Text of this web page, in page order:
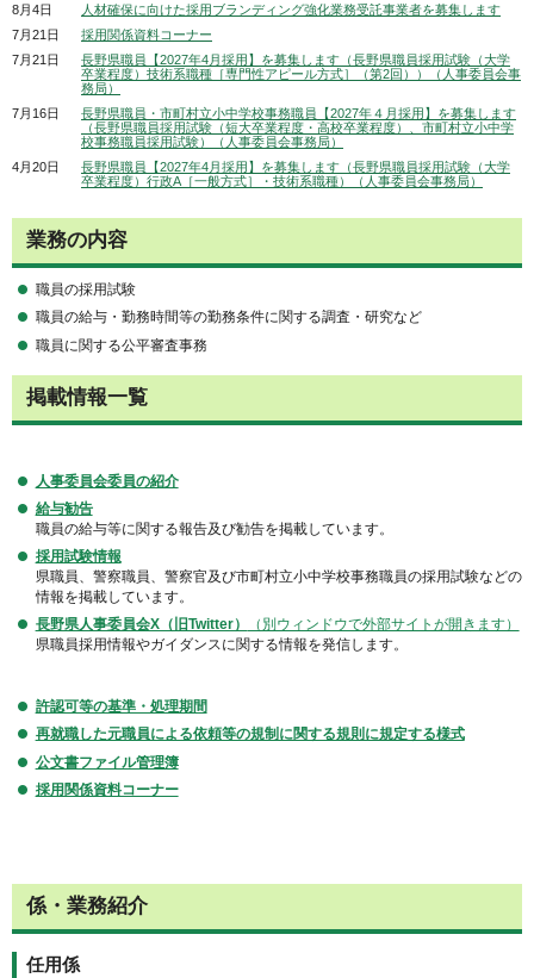
8月4日
人材確保に向けた採用ブランディング強化業務受託事業者を募集します
7月21日
採用関係資料コーナー
7月21日
長野県職員【2027年4月採用】を募集します（長野県職員採用試験（大学
卒業程度）技術系職種［専門性アピール方式］（第2回））（人事委員会事
務局）
7月16日
長野県職員・市町村立小中学校事務職員【2027年４月採用】を募集します
（長野県職員採用試験（短大卒業程度・高校卒業程度）、市町村立小中学
校事務職員採用試験）（人事委員会事務局）
4月20日
長野県職員【2027年4月採用】を募集します（長野県職員採用試験（大学
卒業程度）行政A［一般方式］・技術系職種）（人事委員会事務局）
業務の内容
職員の採用試験
職員の給与・勤務時間等の勤務条件に関する調査・研究など
職員に関する公平審査事務
掲載情報一覧
人事委員会委員の紹介
給与勧告
職員の給与等に関する報告及び勧告を掲載しています。
採用試験情報
県職員、警察職員、警察官及び市町村立小中学校事務職員の採用試験などの
情報を掲載しています。
長野県人事委員会X（旧Twitter）
（別ウィンドウで外部サイトが開きます）
県職員採用情報やガイダンスに関する情報を発信します。
許認可等の基準・処理期間
再就職した元職員による依頼等の規制に関する規則に規定する様式
公文書ファイル管理簿
採用関係資料コーナー
係・業務紹介
任用係